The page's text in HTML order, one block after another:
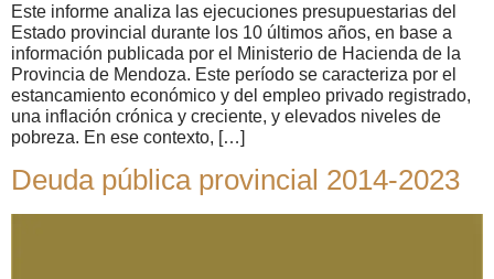
Este informe analiza las ejecuciones presupuestarias del
Estado provincial durante los 10 últimos años, en base a
información publicada por el Ministerio de Hacienda de la
Provincia de Mendoza. Este período se caracteriza por el
estancamiento económico y del empleo privado registrado,
una inflación crónica y creciente, y elevados niveles de
pobreza. En ese contexto, […]
Deuda pública provincial 2014-2023